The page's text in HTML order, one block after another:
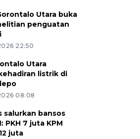
Utara buka
penguatan
22:50
Utara
listrik di
08:08
salurkan bansos
PKH 7 juta KPM
juta